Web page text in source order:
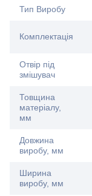
Тип Виробу
Комплектація
Отвір під
змішувач
Товщина
матеріалу,
мм
Довжина
виробу, мм
Ширина
виробу, мм